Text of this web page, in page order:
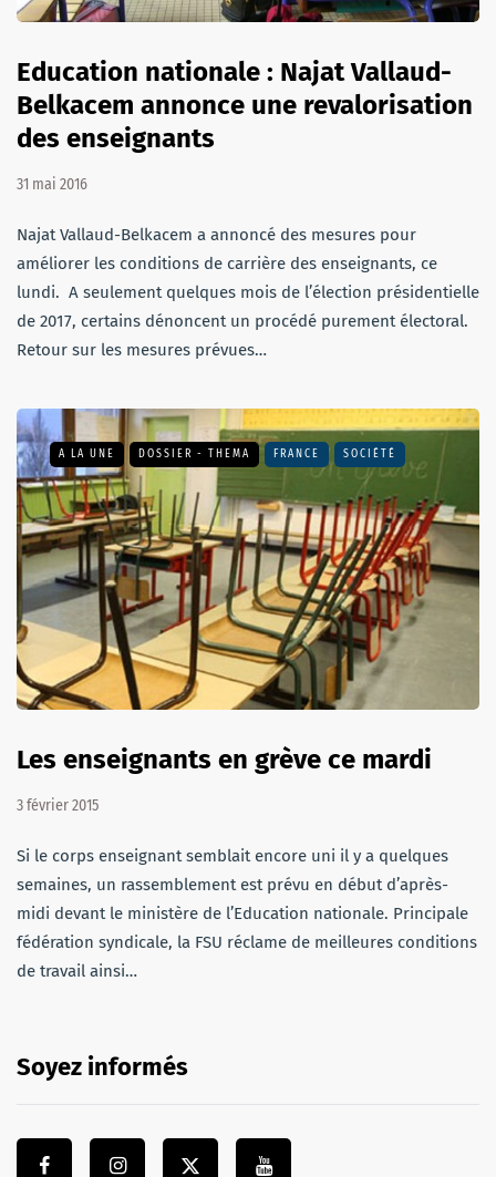
Education nationale : Najat Vallaud-
Belkacem annonce une revalorisation
des enseignants
31 mai 2016
Najat Vallaud-Belkacem a annoncé des mesures pour
améliorer les conditions de carrière des enseignants, ce
lundi. A seulement quelques mois de l’élection présidentielle
de 2017, certains dénoncent un procédé purement électoral.
Retour sur les mesures prévues…
A LA UNE DOSSIER - THEMA FRANCE SOCIÉTÉ
Les enseignants en grève ce mardi
3 février 2015
Si le corps enseignant semblait encore uni il y a quelques
semaines, un rassemblement est prévu en début d’après-
midi devant le ministère de l’Education nationale. Principale
fédération syndicale, la FSU réclame de meilleures conditions
de travail ainsi…
Soyez informés